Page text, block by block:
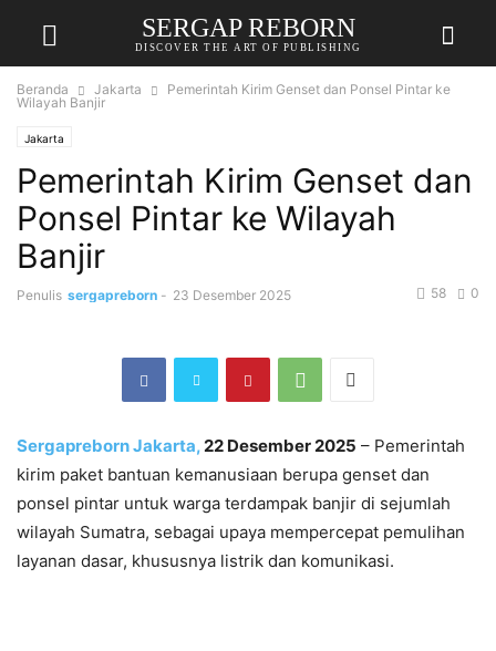
SERGAP REBORN
DISCOVER THE ART OF PUBLISHING
Beranda Jakarta
Pemerintah Kirim Genset dan Ponsel Pintar ke
Wilayah Banjir
Jakarta
Pemerintah Kirim Genset dan
Ponsel Pintar ke Wilayah
Banjir
Penulis sergapreborn - 23 Desember 2025 0
58
SergaprebornJakarta,22 Desember 2025 – Pemerintah
kirim paket bantuan kemanusiaan berupa genset dan
ponsel pintar untuk warga terdampak banjir di sejumlah
wilayah Sumatra, sebagai upaya mempercepat pemulihan
layanan dasar, khususnya listrik dan komunikasi.